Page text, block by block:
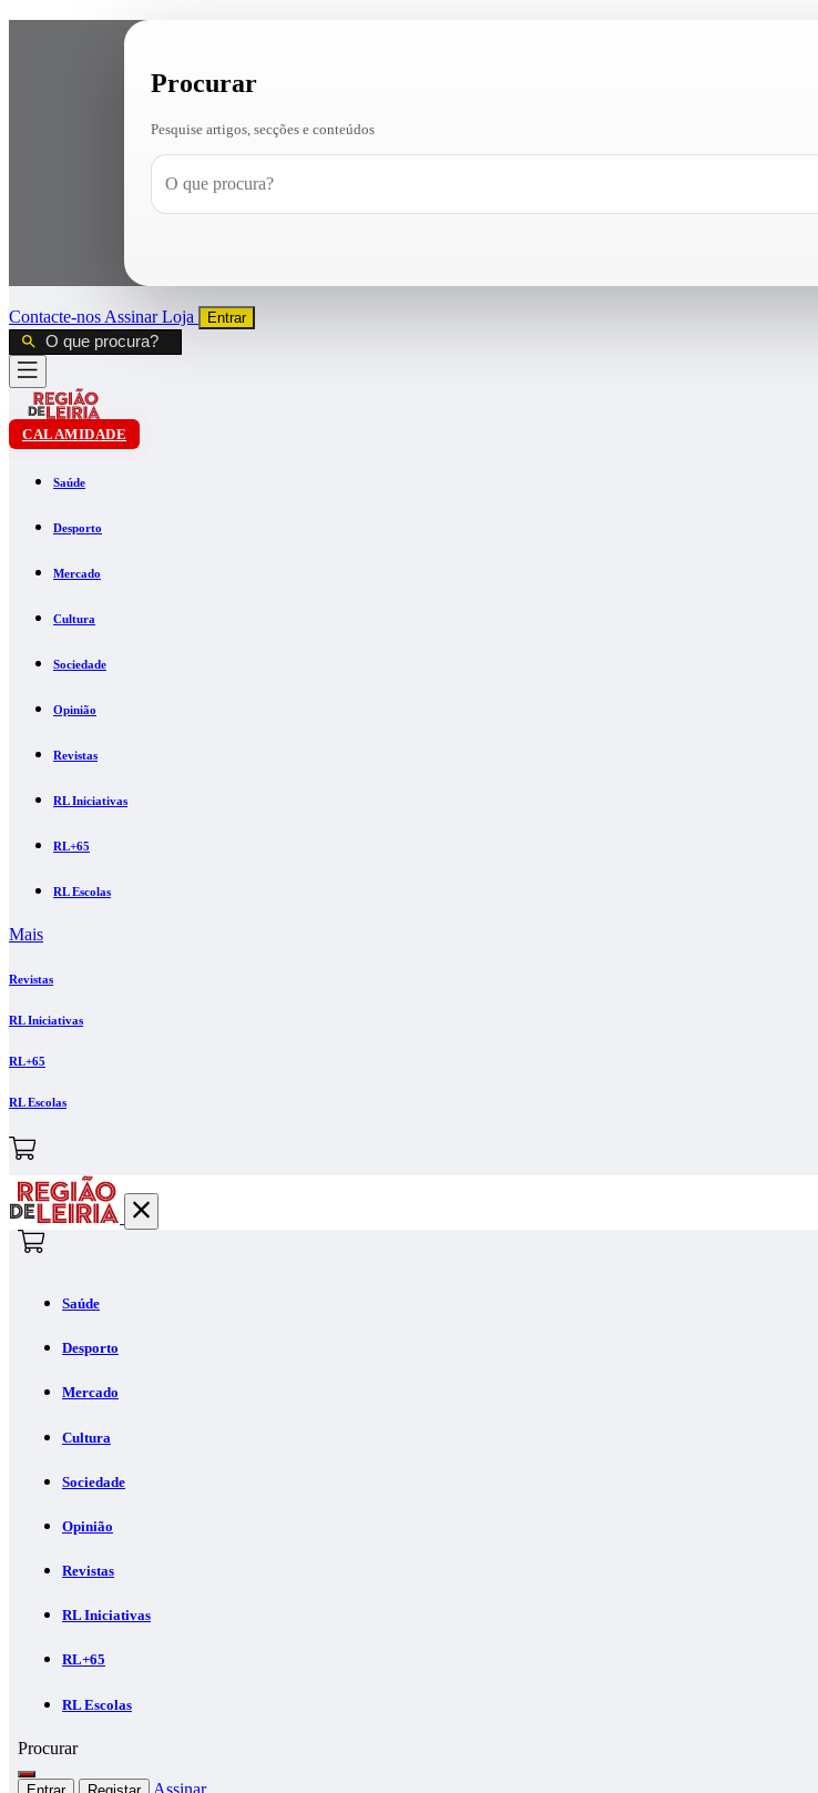
Procurar
Pesquise artigos, secções e conteúdos
Contacte-nos AssinarLoja Entrar
CALAMIDADE
Saúde
Desporto
Mercado
Cultura
Sociedade
Opinião
Revistas
RL Iniciativas
RL+65
RL Escolas
Mais
Revistas
RL Iniciativas
RL+65
RL Escolas
Saúde
Desporto
Mercado
Cultura
Sociedade
Opinião
Revistas
RL Iniciativas
RL+65
RL Escolas
Procurar
Assinar